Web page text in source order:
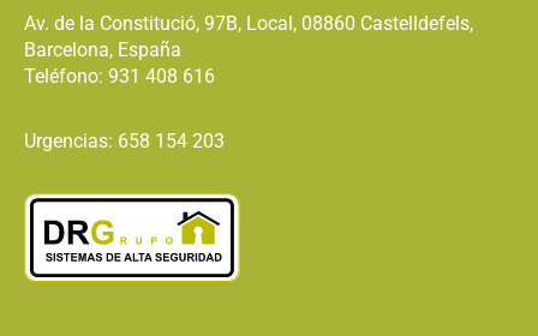
Av. de la Constitució, 97B, Local, 08860 Castelldefels,
Barcelona, España
Teléfono: 931 408 616
Urgencias: 658 154 203